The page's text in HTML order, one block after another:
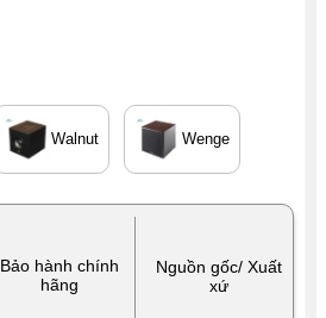
Bảo hành chính
hãng
Nguồn gốc/ Xuất
xứ
Walnut Wenge